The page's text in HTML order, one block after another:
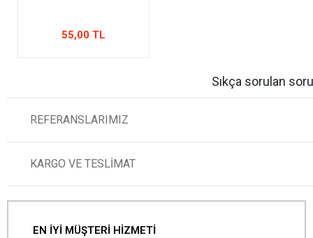
55,00 TL
Sıkça sorulan
REFERANSLARIMIZ
KARGO VE TESLİMAT
EN İYİ MÜŞTERİ HİZMETİ